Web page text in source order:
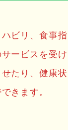
ビリ、食事指
ービスを受け
たり、健康状
きます。